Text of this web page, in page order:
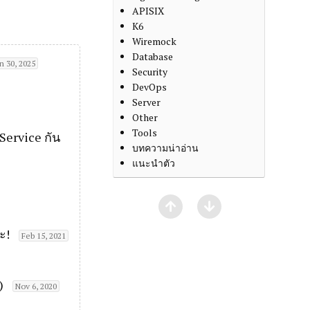
30, 2025
กัน
! Feb 15, 2021
Nov 6, 2020
APISIX
K6
Wiremock
Database
Security
DevOps
Server
Other
Tools
บทความน่าอ่าน
แนะนำตัว